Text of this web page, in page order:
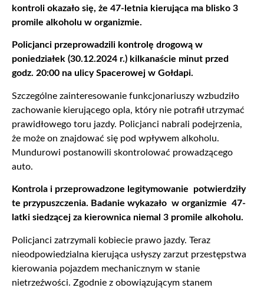
kontroli okazało się, że 47-letnia kierująca ma blisko 3
promile alkoholu w organizmie.
Policjanci przeprowadzili kontrolę drogową w
poniedziałek (30.12.2024 r.) kilkanaście minut przed
godz. 20:00 na ulicy Spacerowej w Gołdapi.
Szczególne zainteresowanie funkcjonariuszy wzbudziło
zachowanie kierującego opla, który nie potrafił utrzymać
prawidłowego toru jazdy. Policjanci nabrali podejrzenia,
że może on znajdować się pod wpływem alkoholu.
Mundurowi postanowili skontrolować prowadzącego
auto.
Kontrola i przeprowadzone legitymowanie potwierdziły
te przypuszczenia. Badanie wykazało w organizmie 47-
latki siedzącej za kierownica niemal 3 promile alkoholu.
Policjanci zatrzymali kobiecie prawo jazdy. Teraz
nieodpowiedzialna kierująca usłyszy zarzut przestępstwa
kierowania pojazdem mechanicznym w stanie
nietrzeźwości. Zgodnie z obowiązującym stanem